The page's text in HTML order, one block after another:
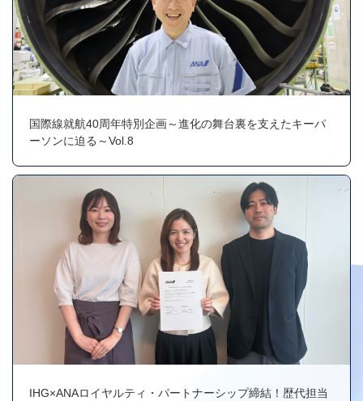
国際線就航40周年特別企画～進化の舞台裏を支えたキーパ
ーソンに迫る～Vol.8
IHG×ANAロイヤルティ・パートナーシップ締結！歴代担当